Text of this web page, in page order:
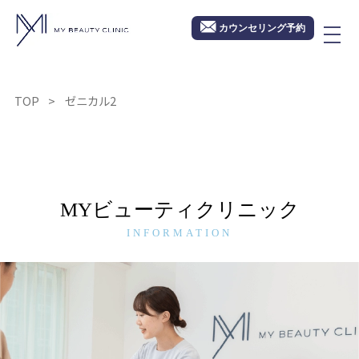
カウンセリング予約
TOP ゼニカル2
MYビューティクリニック
INFORMATION